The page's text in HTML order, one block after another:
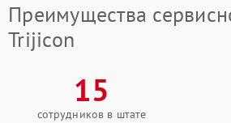
Преимущества
Trijicon
15
сотрудников в штате